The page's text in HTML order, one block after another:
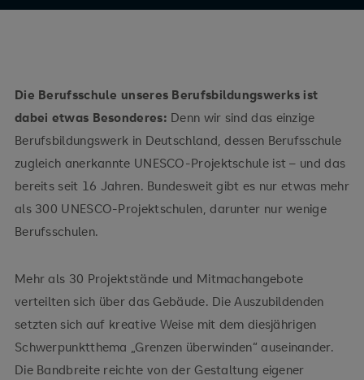
Die Berufsschule unseres Berufsbildungswerks ist
dabei etwas Besonderes: Denn wir sind das einzige
Berufsbildungswerk in Deutschland, dessen Berufsschule
zugleich anerkannte UNESCO-Projektschule ist – und das
bereits seit 16 Jahren. Bundesweit gibt es nur etwas mehr
als 300 UNESCO-Projektschulen, darunter nur wenige
Berufsschulen.
Mehr als 30 Projektstände und Mitmachangebote
verteilten sich über das Gebäude. Die Auszubildenden
setzten sich auf kreative Weise mit dem diesjährigen
Schwerpunktthema „Grenzen überwinden“ auseinander.
Die Bandbreite reichte von der Gestaltung eigener